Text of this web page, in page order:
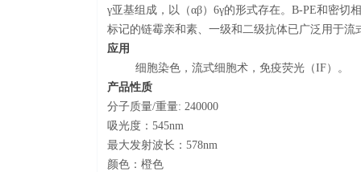
γ亚基组成，以（αβ）6γ的形式存在。B-PE和密
标记的链霉亲和素、一级和二级抗体已广泛用于
应用
细胞染色，流式细胞术，免疫荧光（IF） 。
产品性质
分子质量/重量: 240000
吸光度 ： 545nm
最大发射波长： 578nm
颜色 ：橙色